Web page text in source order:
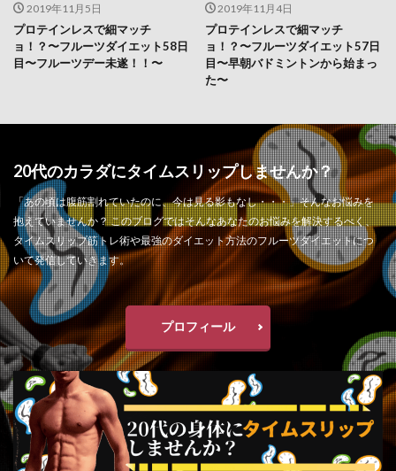
2019年11月5日
プロテインレスで細マッチ
ョ！？〜フルーツダイエット58日
目〜フルーツデー未遂！！〜
2019年11月4日
プロテインレスで細マッチ
ョ！？〜フルーツダイエット57日
目〜早朝バドミントンから始まっ
た〜
20代のカラダにタイムスリップしませんか？
「あの頃は腹筋割れていたのに、今は見る影もなし・・・」そんなお悩みを
抱えていませんか？ このブログではそんなあなたのお悩みを解決するべく、
タイムスリップ筋トレ術や最強のダイエット方法のフルーツダイエットにつ
いて発信していきます。
プロフィール